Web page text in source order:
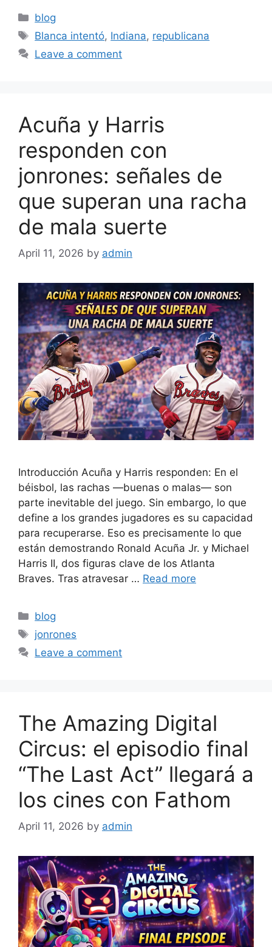
Categories
blog
Tags
Blanca intentó, Indiana, republicana
Leave a comment
Acuña y Harris
responden con
jonrones: señales de
que superan una racha
de mala suerte
April 11, 2026 by admin
Introducción Acuña y Harris responden: En el
béisbol, las rachas —buenas o malas— son
parte inevitable del juego. Sin embargo, lo que
define a los grandes jugadores es su capacidad
para recuperarse. Eso es precisamente lo que
están demostrando Ronald Acuña Jr. y Michael
Harris II, dos figuras clave de los Atlanta
Braves. Tras atravesar … Read more
Categories
blog
Tags
jonrones
Leave a comment
The Amazing Digital
Circus: el episodio final
“The Last Act” llegará a
los cines con Fathom
April 11, 2026 by admin